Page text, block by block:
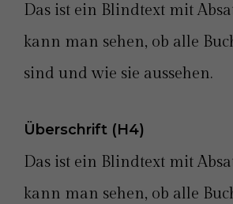
Das ist ein Blindtext mit
kann man sehen, ob alle
sind und wie sie aussehen.
Überschrift (H4)
Das ist ein Blindtext mit
kann man sehen, ob alle